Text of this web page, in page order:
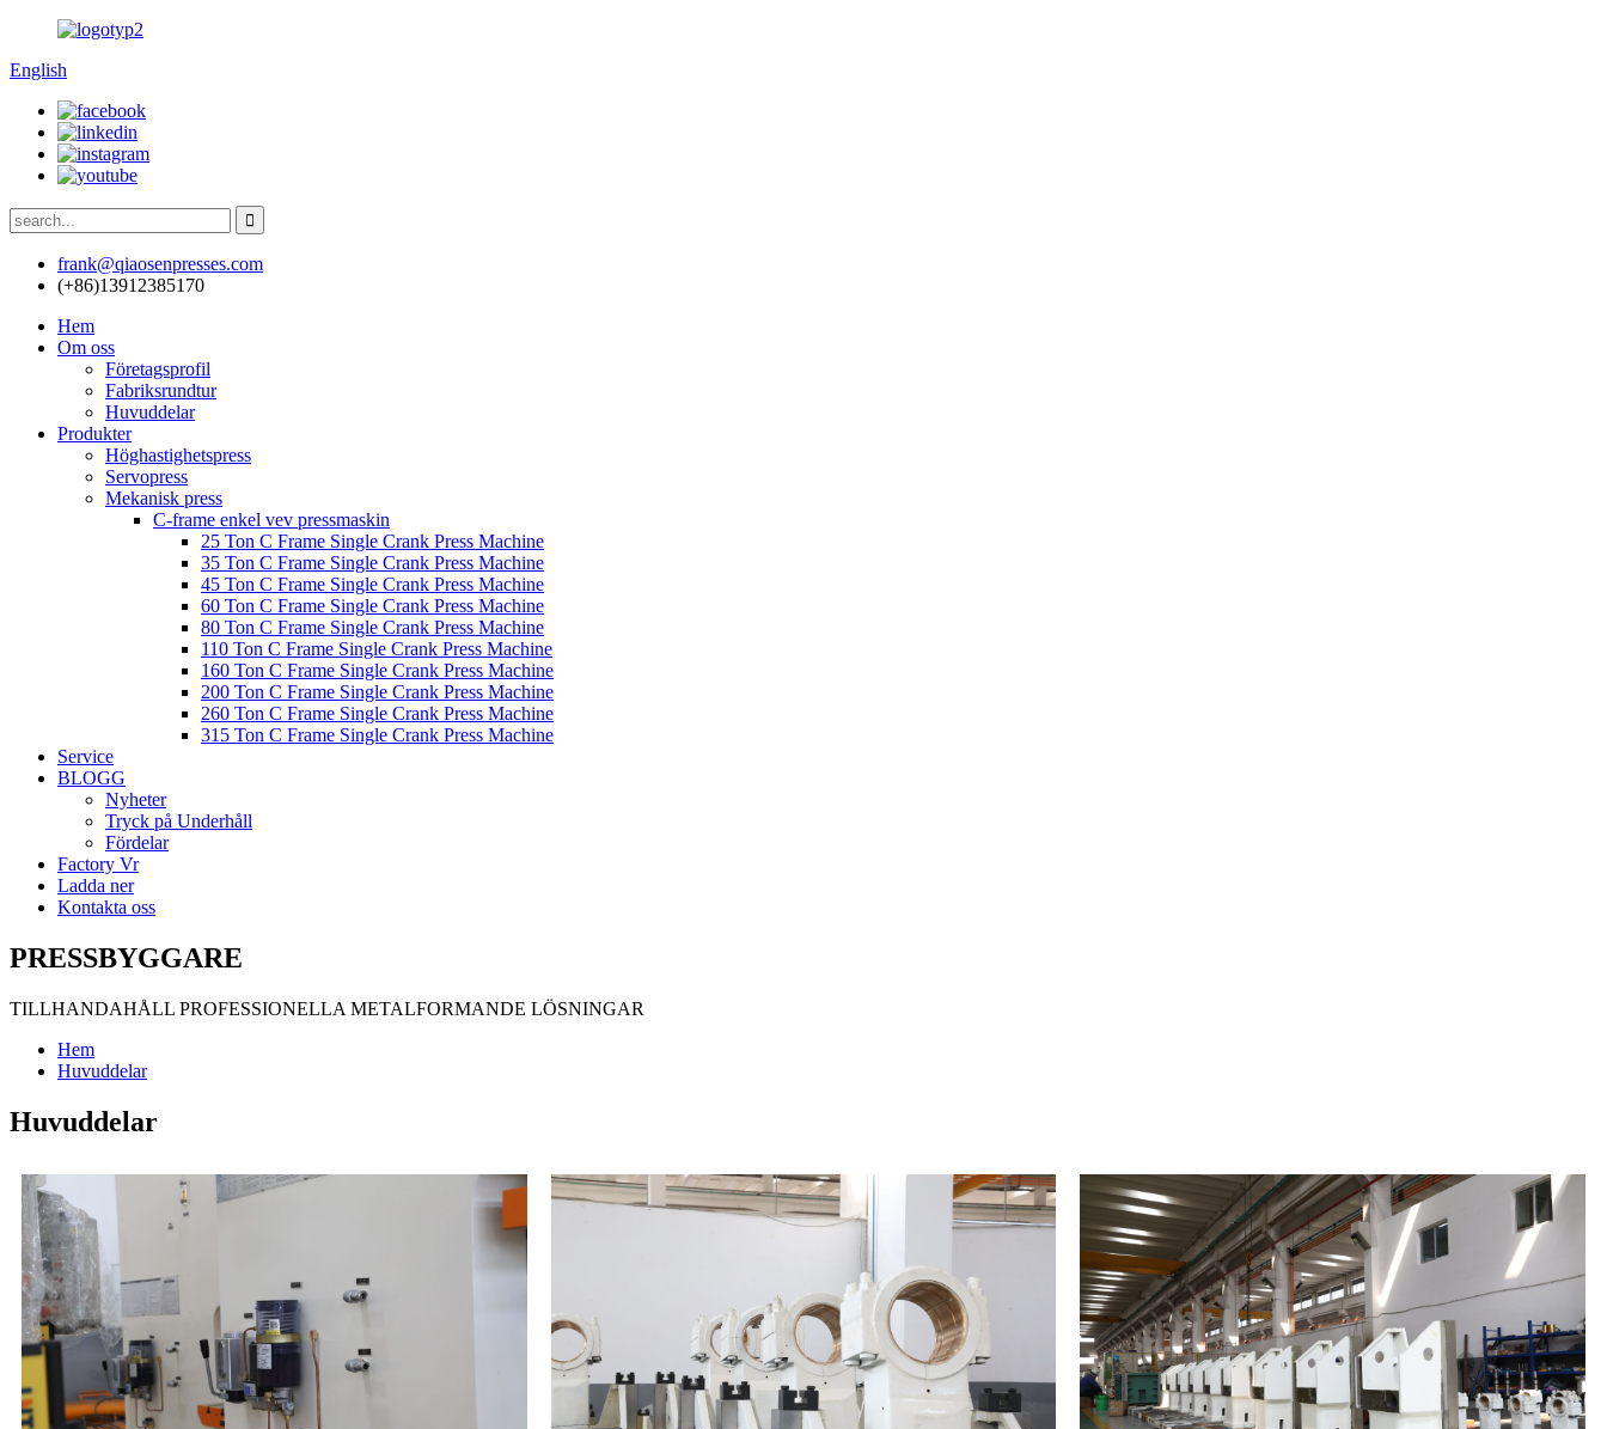
English
frank@qiaosenpresses.com
(+86)13912385170
Hem
Om oss
Företagsprofil
Fabriksrundtur
Huvuddelar
Produkter
Höghastighetspress
Servopress
Mekanisk press
C-frame enkel vev pressmaskin
25 Ton C Frame Single Crank Press Machine
35 Ton C Frame Single Crank Press Machine
45 Ton C Frame Single Crank Press Machine
60 Ton C Frame Single Crank Press Machine
80 Ton C Frame Single Crank Press Machine
110 Ton C Frame Single Crank Press Machine
160 Ton C Frame Single Crank Press Machine
200 Ton C Frame Single Crank Press Machine
260 Ton C Frame Single Crank Press Machine
315 Ton C Frame Single Crank Press Machine
Service
BLOGG
Nyheter
Tryck på Underhåll
Fördelar
Factory Vr
Ladda ner
Kontakta oss
PRESSBYGGARE
TILLHANDAHÅLL PROFESSIONELLA METALFORMANDE LÖSNINGAR
Hem
Huvuddelar
Huvuddelar